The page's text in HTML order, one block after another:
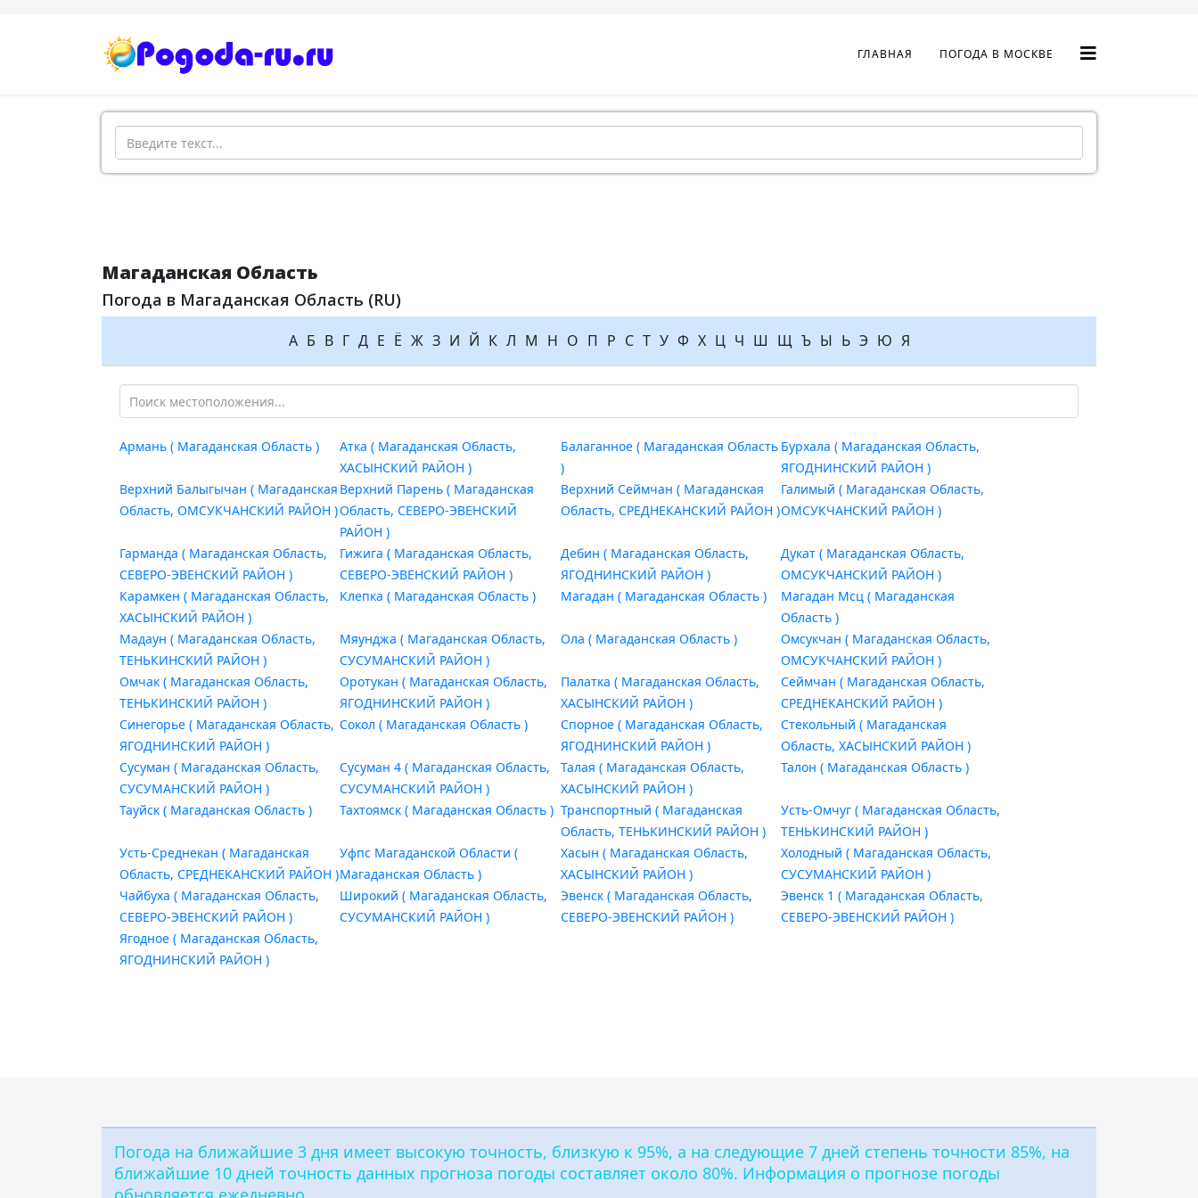
ГЛАВНАЯ ПОГОДА В МОСКВЕ
Поиск
Магаданская Область
Погода в Магаданская Область (RU)
А Б В Г Д Е Ё Ж З И Й К Л М Н О П Р С Т У Ф Х Ц Ч Ш Щ Ъ Ы Ь Э Ю Я
Армань ( Магаданская Область )
Атка ( Магаданская Область,
ХАСЫНСКИЙ РАЙОН )
Балаганное ( Магаданская Область
)
Бурхала ( Магаданская Область,
ЯГОДНИНСКИЙ РАЙОН )
Верхний Балыгычан ( Магаданская
Область, ОМСУКЧАНСКИЙ РАЙОН )
Верхний Парень ( Магаданская
Область, СЕВЕРО-ЭВЕНСКИЙ
РАЙОН )
Верхний Сеймчан ( Магаданская
Область, СРЕДНЕКАНСКИЙ РАЙОН )
Галимый ( Магаданская Область,
ОМСУКЧАНСКИЙ РАЙОН )
Гарманда ( Магаданская Область,
СЕВЕРО-ЭВЕНСКИЙ РАЙОН )
Гижига ( Магаданская Область,
СЕВЕРО-ЭВЕНСКИЙ РАЙОН )
Дебин ( Магаданская Область,
ЯГОДНИНСКИЙ РАЙОН )
Дукат ( Магаданская Область,
ОМСУКЧАНСКИЙ РАЙОН )
Карамкен ( Магаданская Область,
ХАСЫНСКИЙ РАЙОН )
Клепка ( Магаданская Область ) Магадан ( Магаданская Область )
Магадан Мсц ( Магаданская
Область )
Мадаун ( Магаданская Область,
ТЕНЬКИНСКИЙ РАЙОН )
Мяунджа ( Магаданская Область,
СУСУМАНСКИЙ РАЙОН )
Ола ( Магаданская Область )
Омсукчан ( Магаданская Область,
ОМСУКЧАНСКИЙ РАЙОН )
Омчак ( Магаданская Область,
ТЕНЬКИНСКИЙ РАЙОН )
Оротукан ( Магаданская Область,
ЯГОДНИНСКИЙ РАЙОН )
Палатка ( Магаданская Область,
ХАСЫНСКИЙ РАЙОН )
Сеймчан ( Магаданская Область,
СРЕДНЕКАНСКИЙ РАЙОН )
Синегорье ( Магаданская Область,
ЯГОДНИНСКИЙ РАЙОН )
Сокол ( Магаданская Область )
Спорное ( Магаданская Область,
ЯГОДНИНСКИЙ РАЙОН )
Стекольный ( Магаданская
Область, ХАСЫНСКИЙ РАЙОН )
Сусуман ( Магаданская Область,
СУСУМАНСКИЙ РАЙОН )
Сусуман 4 ( Магаданская Область,
СУСУМАНСКИЙ РАЙОН )
Талая ( Магаданская Область,
ХАСЫНСКИЙ РАЙОН )
Талон ( Магаданская Область )
Тауйск ( Магаданская Область ) Тахтоямск ( Магаданская Область ) Транспортный ( Магаданская
Область, ТЕНЬКИНСКИЙ РАЙОН )
Усть-Омчуг ( Магаданская Область,
ТЕНЬКИНСКИЙ РАЙОН )
Усть-Среднекан ( Магаданская
Область, СРЕДНЕКАНСКИЙ РАЙОН )
Уфпс Магаданской Области (
Магаданская Область )
Хасын ( Магаданская Область,
ХАСЫНСКИЙ РАЙОН )
Холодный ( Магаданская Область,
СУСУМАНСКИЙ РАЙОН )
Чайбуха ( Магаданская Область,
СЕВЕРО-ЭВЕНСКИЙ РАЙОН )
Широкий ( Магаданская Область,
СУСУМАНСКИЙ РАЙОН )
Эвенск ( Магаданская Область,
СЕВЕРО-ЭВЕНСКИЙ РАЙОН )
Эвенск 1 ( Магаданская Область,
СЕВЕРО-ЭВЕНСКИЙ РАЙОН )
Ягодное ( Магаданская Область,
ЯГОДНИНСКИЙ РАЙОН )
Погода на ближайшие 3 дня имеет высокую точность, близкую к 95%, а на следующие 7 дней степень точности 85%, на
ближайшие 10 дней точность данных прогноза погоды составляет около 80%. Информация о прогнозе погоды